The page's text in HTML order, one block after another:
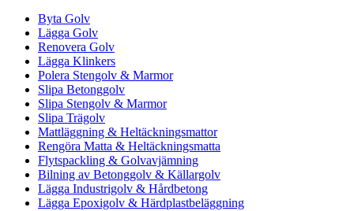
Byta Golv
Lägga Golv
Renovera Golv
Lägga Klinkers
Polera Stengolv & Marmor
Slipa Betonggolv
Slipa Stengolv & Marmor
Slipa Trägolv
Mattläggning & Heltäckningsmattor
Rengöra Matta & Heltäckningsmatta
Flytspackling & Golvavjämning
Bilning av Betonggolv & Källargolv
Lägga Industrigolv & Hårdbetong
Lägga Epoxigolv & Härdplastbeläggning